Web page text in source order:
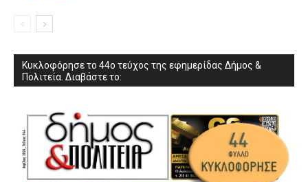
Κυκλοφόρησε το 44ο τεύχος της εφημερίδας Δήμος &
Πολιτεία. Διαβάστε το: